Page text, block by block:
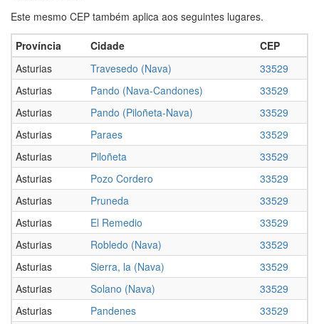
Este mesmo CEP também aplica aos seguintes lugares.
Província Cidade
CEP
Asturias
Travesedo (Nava)
33529
Asturias
Pando (Nava-Candones)
33529
Asturias
Pando (Piloñeta-Nava)
33529
Asturias
Paraes
33529
Asturias
Piloñeta
33529
Asturias
Pozo Cordero
33529
Asturias
Pruneda
33529
Asturias
El Remedio
33529
Asturias
Robledo (Nava)
33529
Asturias
Sierra, la (Nava)
33529
Asturias
Solano (Nava)
33529
Asturias
Pandenes
33529